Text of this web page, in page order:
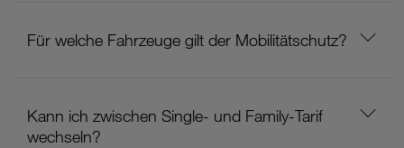
Für welche Fahrzeuge gilt der Mobilitätschutz?
Kann ich zwischen Single- und Family-Tarif
wechseln?